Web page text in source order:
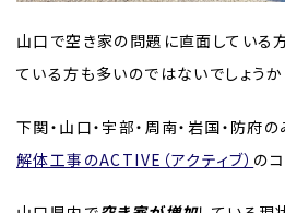
山口で空き家の問題に直面している
ている方も多いのではないでしょうか
下関・山口・宇部・周南・岩国・防府の
解体工事のACTIVE（アクティブ） の